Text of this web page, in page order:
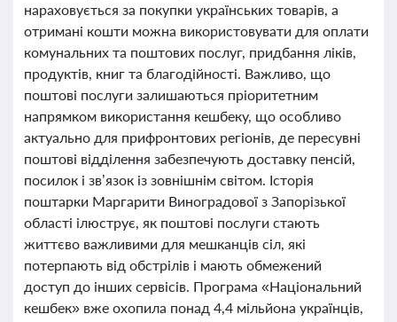
нараховується за покупки українських товарів, а
отримані кошти можна використовувати для оплати
комунальних та поштових послуг, придбання ліків,
продуктів, книг та благодійності. Важливо, що
поштові послуги залишаються пріоритетним
напрямком використання кешбеку, що особливо
актуально для прифронтових регіонів, де пересувні
поштові відділення забезпечують доставку пенсій,
посилок і зв’язок із зовнішнім світом. Історія
поштарки Маргарити Виноградової з Запорізької
області ілюструє, як поштові послуги стають
життєво важливими для мешканців сіл, які
потерпають від обстрілів і мають обмежений
доступ до інших сервісів. Програма «Національний
кешбек» вже охопила понад 4,4 мільйона українців,